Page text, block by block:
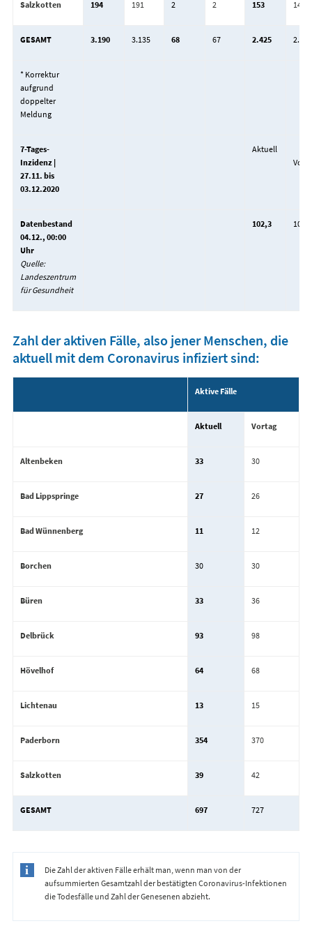
Salzkotten 194 191 2 2 153 147
GESAMT 3.190 3.135 68 67 2.425 2.341
* Korrektur
aufgrund
doppelter
Meldung
7-Tages-
Inzidenz |
27.11. bis
03.12.2020
Aktuell
Datenbestand
04.12., 00:00
Uhr
Quelle:
Landeszentrum
für Gesundheit
102,3 101,4
Zahl der aktiven Fälle, also jener Menschen, die
aktuell mit dem Coronavirus infiziert sind:
Aktive Fälle
Aktuell Vortag
Altenbeken 33 30
Bad Lippspringe 27 26
Bad Wünnenberg 11 12
Borchen 30 30
Büren 33 36
Delbrück 93 98
Hövelhof 64 68
Lichtenau 13 15
Paderborn 354 370
Salzkotten 39 42
GESAMT 697 727
Die Zahl der aktiven Fälle erhält man, wenn man von der
aufsummierten Gesamtzahl der bestätigten Coronavirus-Infektionen
die Todesfälle und Zahl der Genesenen abzieht.